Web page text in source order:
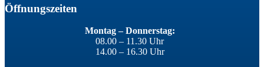
Öffnungszeiten
Montag – Donnerstag:
08.00 – 11.30 Uhr
14.00 – 16.30 Uhr